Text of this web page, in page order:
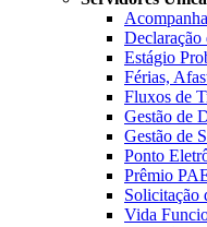
Declaração
Estágio
Férias,
Fluxos de
Gestão de
Gestão de
Ponto
Prêmio
Solicitação
Vida